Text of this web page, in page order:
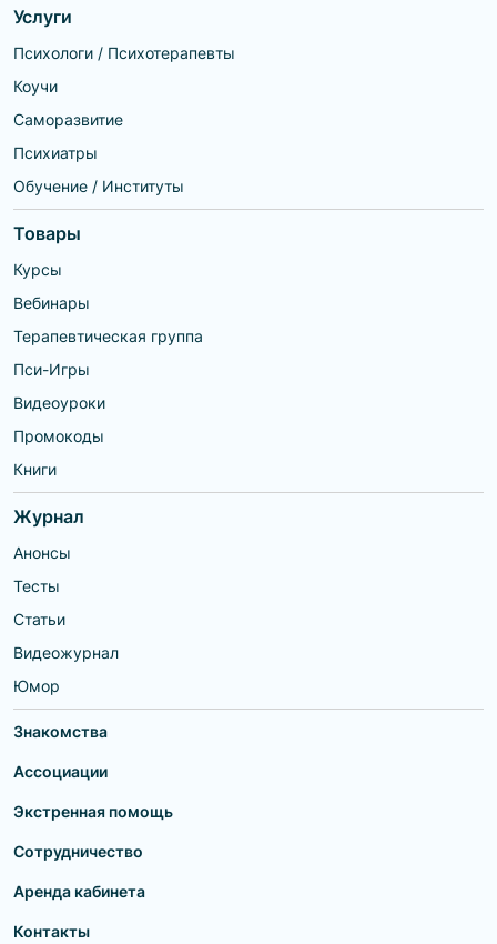
Услуги
Психологи / Психотерапевты
Коучи
Саморазвитие
Психиатры
Обучение / Институты
Товары
Курсы
Вебинары
Терапевтическая группа
Пси-Игры
Видеоуроки
Промокоды
Книги
Журнал
Анонсы
Тесты
Статьи
Видеожурнал
Юмор
Знакомства
Ассоциации
Экстренная помощь
Сотрудничество
Аренда кабинета
Контакты